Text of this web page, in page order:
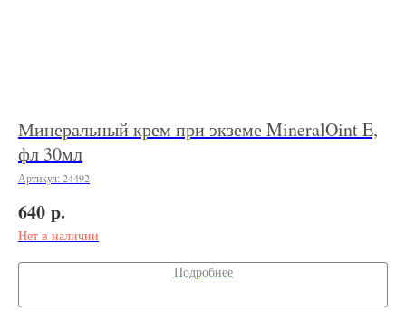
Минеральный крем при экземе MineralOint E,
фл 30мл
Артикул: 24492
640 р.
Нет в наличии
Подробнее